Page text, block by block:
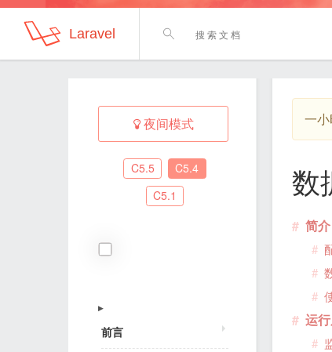
Laravel
夜间模式
C5.5
C5.4
C5.1
▶
前言
一
数
简介
运